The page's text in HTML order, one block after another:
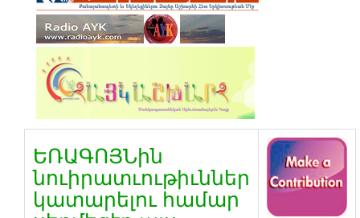
ԵՌԱԳՈՅՆին
նուիրատւութիւններ
կատարելու համար